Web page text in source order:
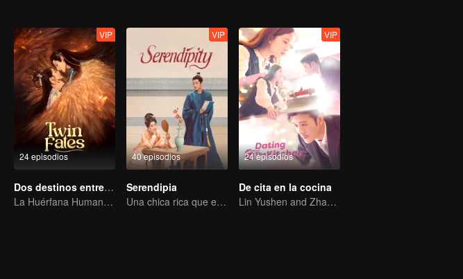
24 episodios
VIP
Dos destinos entrelazados
La Huérfana Humana se Ofrece para Vincularse con la Bestia Divina
40 episodios
VIP
Serendipia
Una chica rica que estaba en problemas atrapó a su yerno e intentaron revertir el caso juntos.
24 episodios
VIP
De cita en la cocina
Lin Yushen and Zhao Lusi's sweet love story with food.